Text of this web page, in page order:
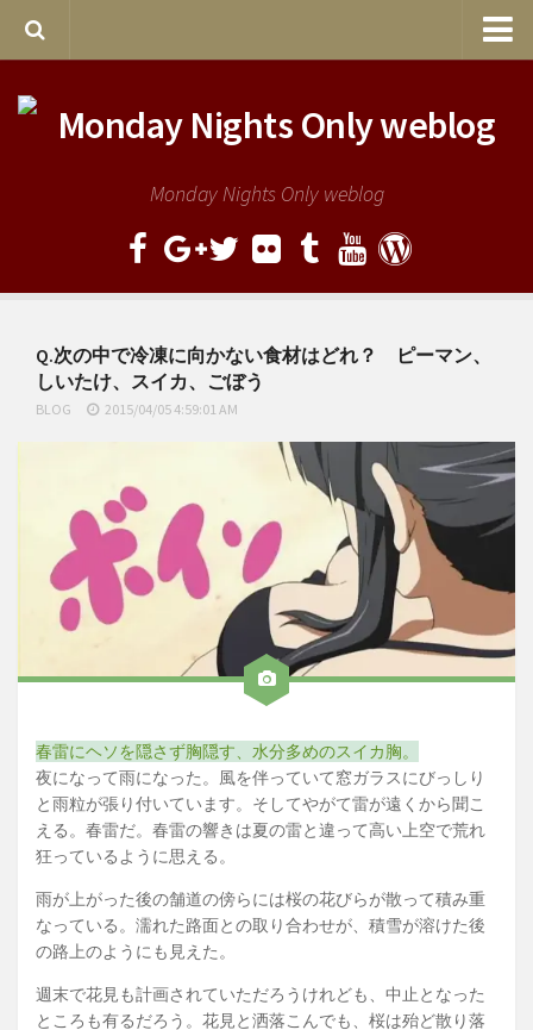
Entries
Monday Nights Only weblog
Q.次の中で冷凍に向かない食材はどれ？ ピーマン、
しいたけ、スイカ、ごぼう
BLOG 2015/04/05 4:59:01 AM
春雷にヘソを隠さず胸隠す、水分多めのスイカ胸。
夜になって雨になった。風を伴っていて窓ガラスにびっしり
と雨粒が張り付いています。そしてやがて雷が遠くから聞こ
える。春雷だ。春雷の響きは夏の雷と違って高い上空で荒れ
狂っているように思える。
雨が上がった後の舗道の傍らには桜の花びらが散って積み重
なっている。濡れた路面との取り合わせが、積雪が溶けた後
の路上のようにも見えた。
週末で花見も計画されていただろうけれども、中止となった
ところも有るだろう。花見と洒落こんでも、桜は殆ど散り落